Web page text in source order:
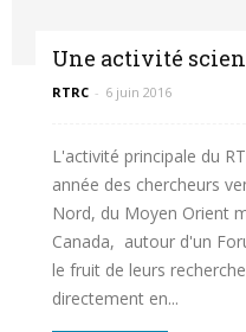
Une activité
RTRC - 6 juin 2016
L'activité principale du
année des chercheurs
Nord, du Moyen Orient
Canada, autour d'un
le fruit de leurs
directement en...